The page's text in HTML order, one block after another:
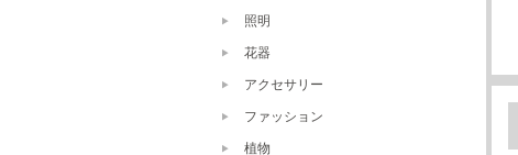
照明
花器
アクセサリー
ファッション
植物